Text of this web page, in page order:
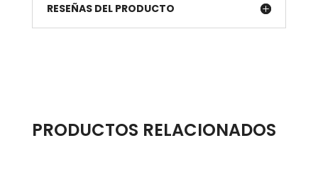
RESEÑAS DEL PRODUCTO
PRODUCTOS RELACIONADOS